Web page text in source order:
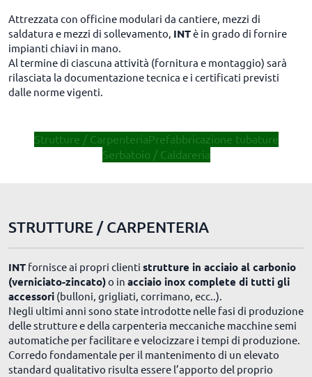
Attrezzata con officine modulari da cantiere, mezzi di
saldatura e mezzi di sollevamento, INTè in grado di fornire
impianti chiavi in mano.
Al termine di ciascuna attività (fornitura e montaggio) sarà
rilasciata la documentazione tecnica e i certificati previsti
dalle norme vigenti.
Strutture / CarpenteriaPrefabbricazione tubature
Serbatoio / Caldareria
STRUTTURE / CARPENTERIA
INT fornisce ai propri clienti strutture in acciaio al carbonio
(verniciato-zincato)o in acciaio inox complete di tutti gli
accessori (bulloni, grigliati, corrimano, ecc..).
Negli ultimi anni sono state introdotte nelle fasi di produzione
delle strutture e della carpenteria meccaniche macchine semi
automatiche per facilitare e velocizzare i tempi di produzione.
Corredo fondamentale per il mantenimento di un elevato
standard qualitativo risulta essere l’apporto del proprio